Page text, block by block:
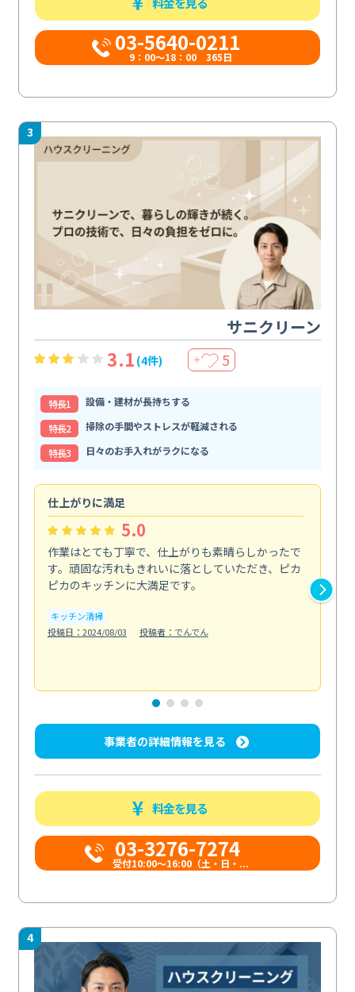
03-5640-0211
9：00～18：00 365日
3
サニクリーン
3.1 (4件) ＋ 5
特⻑1
設備・建材が長持ちする
特⻑2
掃除の手間やストレスが軽減される
特⻑3
日々のお手入れがラクになる
仕上がりに満足
5.0
作業はとても丁寧で、仕上がりも素晴らしかったで
す。頑固な汚れもきれいに落としていただき、ピカ
ピカのキッチンに大満足です。
キッチン清掃
投稿日：2024/08/03
投稿者：でんでん
事業者の詳細情報を見る
料金を見る
03-3276-7274
受付10:00〜16:00（土・日・...
4